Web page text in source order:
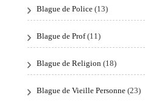
Blague de Police (13)
Blague de Prof(11)
Blague de Religion (18)
Blague de Vieille Personne (23)